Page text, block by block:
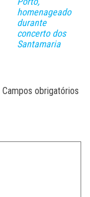
homenageado
durante
concerto dos
Santamaria
Campos obrigatórios